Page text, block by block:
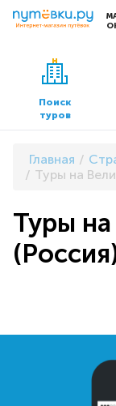
Сервисы
Бронирование
Трансфер
Поиск
туров
Главная
Туры на
Туры